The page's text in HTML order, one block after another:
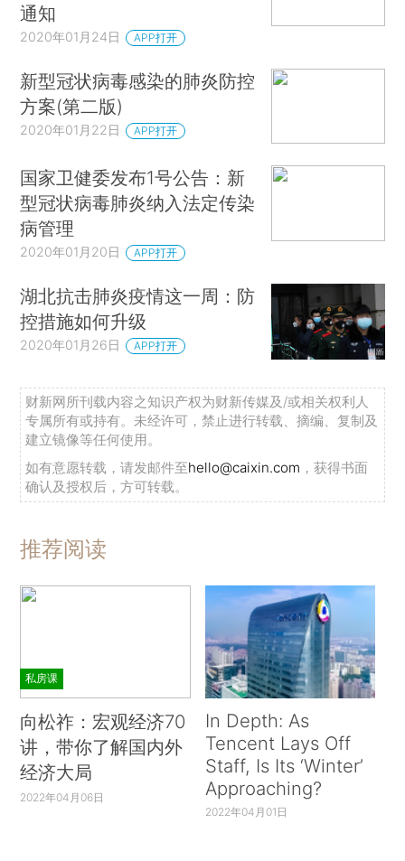
通知
2020年01月24日 APP打开
新型冠状病毒感染的肺炎防控
方案(第二版)
2020年01月22日 APP打开
国家卫健委发布1号公告：新
型冠状病毒肺炎纳入法定传染
病管理
2020年01月20日 APP打开
湖北抗击肺炎疫情这一周：防
控措施如何升级
2020年01月26日 APP打开
财新网所刊载内容之知识产权为财新传媒及/或相关权利人
专属所有或持有。未经许可，禁止进行转载、摘编、复制及
建立镜像等任何使用。
如有意愿转载，请发邮件至hello@caixin.com ，获得书面
确认及授权后，方可转载。
推荐阅读
私房课
向松祚：宏观经济70
讲，带你了解国内外
经济大局
2022年04月06日
In Depth: As
Tencent Lays Off
Staff, Is Its ‘Winter’
Approaching?
2022年04月01日